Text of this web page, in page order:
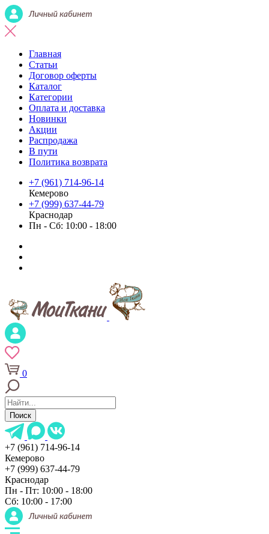
Главная
Статьи
Договор оферты
Каталог
Категории
Оплата и доставка
Новинки
Акции
Распродажа
В пути
Политика возврата
+7 (961) 714-96-14
Кемерово
+7 (999) 637-44-79
Краснодар
Пн - Сб: 10:00 - 18:00
0
Поиск
+7 (961) 714-96-14
Кемерово
+7 (999) 637-44-79
Краснодар
Пн - Пт: 10:00 - 18:00
Сб: 10:00 - 17:00